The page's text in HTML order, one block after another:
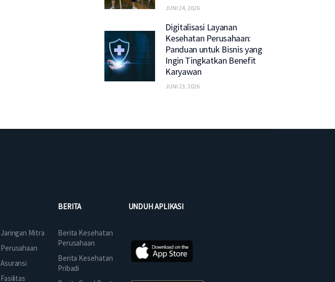
JUNI 24, 2026
Digitalisasi Layanan
Kesehatan Perusahaan:
Panduan untuk Bisnis yang
Ingin Tingkatkan Benefit
Karyawan
JUNI 23, 2026
Jaringan Mitra
Perusahaan
Asuransi
Fasilitas
BERITA
Berita Kesehatan
Perusahaan
Berita Kesehatan
Pribadi
UNDUH APLIKASI